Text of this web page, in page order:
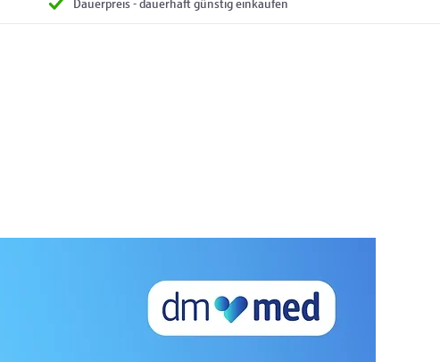
Dauerpreis - dauerhaft günstig einkaufen